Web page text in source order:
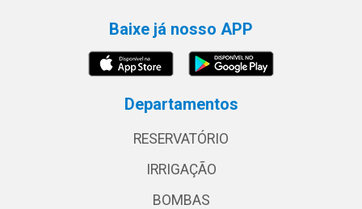
Baixe já nosso APP
Departamentos
RESERVATÓRIO
IRRIGAÇÃO
BOMBAS